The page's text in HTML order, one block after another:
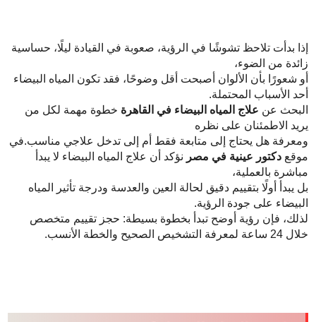
إذا بدأت تلاحظ تشوشًا في الرؤية، صعوبة في القيادة ليلًا، حساسية
زائدة من الضوء،
أو شعورًا بأن الألوان أصبحت أقل وضوحًا، فقد تكون المياه البيضاء
أحد الأسباب المحتملة.
البحث عن علاج المياه البيضاء في القاهرة خطوة مهمة لكل من
يريد الاطمئنان على نظره
ومعرفة هل يحتاج إلى متابعة فقط أم إلى تدخل علاجي مناسب.في
موقعدكتور عينية في مصر نؤكد أن علاج المياه البيضاء لا يبدأ
مباشرة بالعملية،
بل يبدأ أولًا بتقييم دقيق لحالة العين والعدسة ودرجة تأثير المياه
البيضاء على جودة الرؤية.
لذلك، فإن رؤية أوضح تبدأ بخطوة بسيطة: حجز تقييم متخصص
خلال 24 ساعة لمعرفة التشخيص الصحيح والخطة الأنسب.